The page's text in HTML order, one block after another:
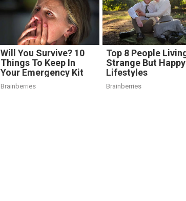
Will You Survive? 10
Things To Keep In
Your Emergency Kit
Brainberries
Top 8 People
Strange But Happy
Lifestyles
Brainberries